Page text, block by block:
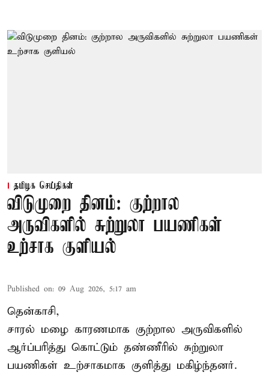
தமிழக செய்திகள்
விடுமுறை தினம்: குற்றால
அருவிகளில் சுற்றுலா பயணிகள்
உற்சாக குளியல்
Published on: 09 Aug 2026, 5:17 am
தென்காசி,
சாரல் மழை காரணமாக குற்றால அருவிகளில்
ஆர்ப்பரித்து கொட்டும் தண்ணீரில் சுற்றுலா
பயணிகள் உற்சாகமாக குளித்து மகிழ்ந்தனர்.